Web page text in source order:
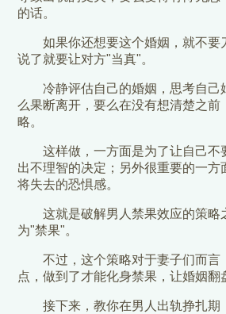
的话。
如果你还想要这个婚姻，就不要
说了就要让对方"当真"。
冷静评估自己的婚姻，思考自己
么果断离开，要么在没有想清楚之前
略。
这样做，一方面是为了让自己不
出不理智的决定；另外很重要的一方
将失去的恐惧感。
这就是破解男人禁果效应的策略
为"禁果"。
不过，这个策略对于妻子们而言
点，做到了才能化身禁果，让婚姻翻
接下来，教你在男人出轨挣扎期